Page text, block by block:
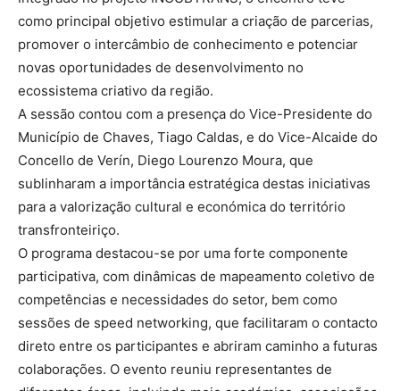
como principal objetivo estimular a criação de parcerias,
promover o intercâmbio de conhecimento e potenciar
novas oportunidades de desenvolvimento no
ecossistema criativo da região.
A sessão contou com a presença do Vice-Presidente do
Município de Chaves, Tiago Caldas, e do Vice-Alcaide do
Concello de Verín, Diego Lourenzo Moura, que
sublinharam a importância estratégica destas iniciativas
para a valorização cultural e económica do território
transfronteiriço.
O programa destacou-se por uma forte componente
participativa, com dinâmicas de mapeamento coletivo de
competências e necessidades do setor, bem como
sessões de speed networking, que facilitaram o contacto
direto entre os participantes e abriram caminho a futuras
colaborações. O evento reuniu representantes de